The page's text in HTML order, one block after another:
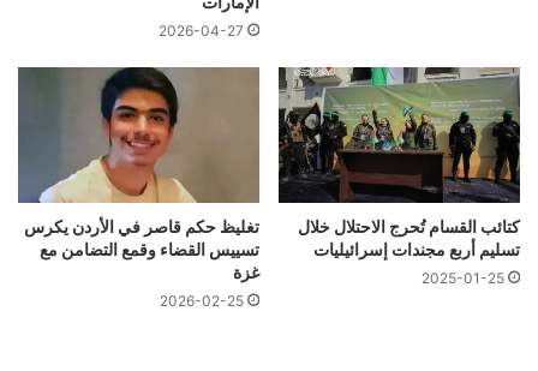
2026-04-27
كتائب القسام تُحرج الاحتلال خلال
تسليم أربع مجندات إسرائيليات
2025-01-25
تغليظ حكم قاصر في الأردن يكرس
تسييس القضاء وقمع التضامن مع
غزة
2026-02-25